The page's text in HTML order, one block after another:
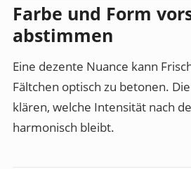
Farbe und Form
abstimmen
Eine dezente Nuance kann
Fältchen optisch zu betonen.
klären, welche Intensität nach
harmonisch bleibt.